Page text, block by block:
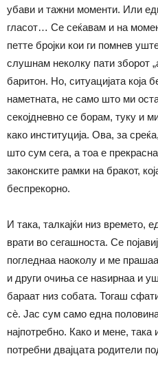
убави и тажни моменти. Или
гласот… Се сеќавам и на
петте бројки кои ги помнев
слушнам неколку пати зборот
баритон. Но, ситуацијата која
наметната, не само што ми
секојдневно се борам, туку и
како институција. Ова, за
што сум сега, а тоа е
законските рамки на бракот,
беспрекорно.
И така, талкајќи низ времето,
врати во сегашноста. Се
погледнаа наоколу и ме
и други очиња се наѕирнаа и
бараат низ собата. Тогаш
сè. Јас сум само една
најпотребно. Како и мене,
потребни двајцата родители